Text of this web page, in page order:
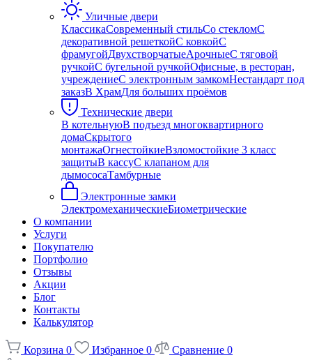
Уличные двери
КлассикаСовременный стильСо стекломС
декоративной решеткойС ковкойС
фрамугойДвухстворчатыеАрочныеС тяговой
ручкойС бугельной ручкойОфисные, в ресторан,
учреждениеС электронным замкомНестандарт под
заказВ ХрамДля больших проёмов
Технические двери
В котельнуюВ подъезд многоквартирного
домаСкрытого
монтажаОгнестойкиеВзломостойкие 3 класс
защитыВ кассуС клапаном для
дымососаТамбурные
Электронные замки
ЭлектромеханическиеБиометрические
О компании
Услуги
Покупателю
Портфолио
Отзывы
Акции
Блог
Контакты
Калькулятор
Корзина 0 Избранное 0 Сравнение 0